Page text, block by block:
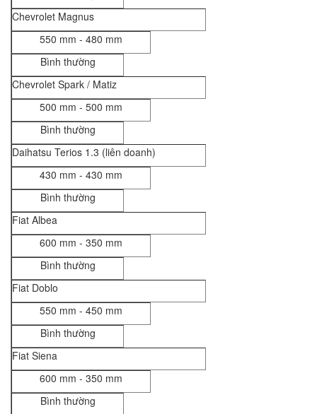
Chevrolet Magnus
550 mm - 480 mm
Bình thường
Chevrolet Spark / Matiz
500 mm - 500 mm
Bình thường
Daihatsu Terios 1.3 (liên doanh)
430 mm - 430 mm
Bình thường
Fiat Albea
600 mm - 350 mm
Bình thường
Fiat Doblo
550 mm - 450 mm
Bình thường
Fiat Siena
600 mm - 350 mm
Bình thường